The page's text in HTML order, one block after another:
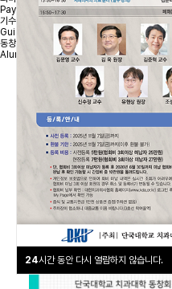
시간 동안 다시 열람하지 않습니다.
24시간 동안 다시 열람하지 않습니다.
Payment of dues
기수별안내
Guide by rider
동창회병원
Alumni Hospital
MORE +공지사항